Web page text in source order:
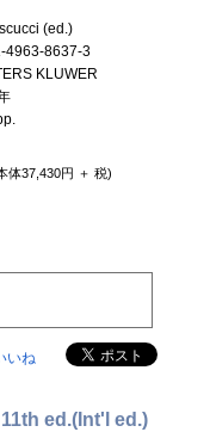
(ed.)
4963-8637-3
KLUWER
体37,430円 ＋ 税)
いね
ed.(Int'l ed.)